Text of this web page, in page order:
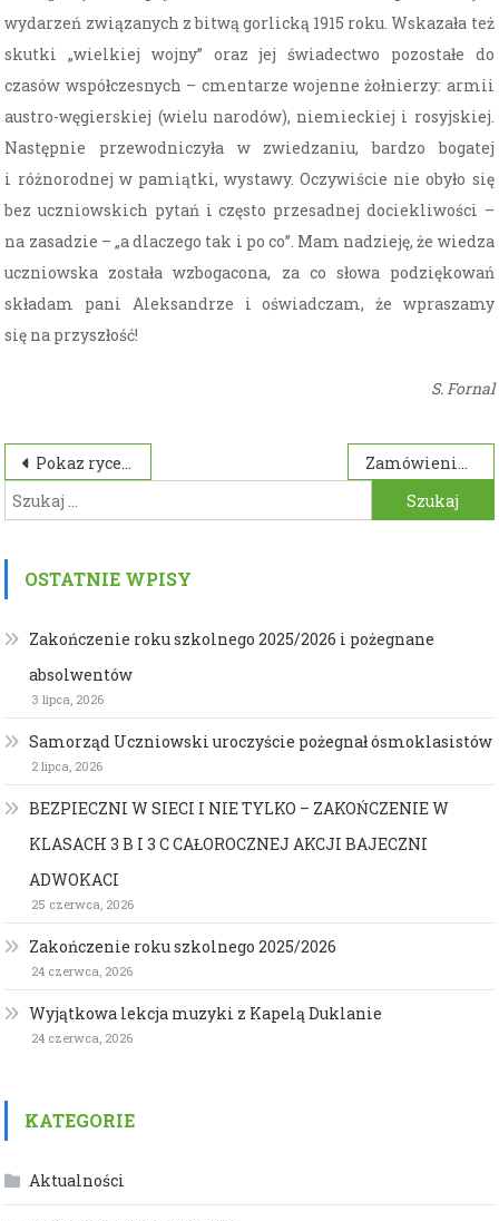
wydarzeń związanych z bitwą gorlicką 1915 roku. Wskazała też
skutki „wielkiej wojny” oraz jej świadectwo pozostałe do
czasów współczesnych – cmentarze wojenne żołnierzy: armii
austro-węgierskiej (wielu narodów), niemieckiej i rosyjskiej.
Następnie przewodniczyła w zwiedzaniu, bardzo bogatej
i różnorodnej w pamiątki, wystawy. Oczywiście nie obyło się
bez uczniowskich pytań i często przesadnej dociekliwości –
na zasadzie – „a dlaczego tak i po co”. Mam nadzieję, że wiedza
uczniowska została wzbogacona, za co słowa podziękowań
składam pani Aleksandrze i oświadczam, że wpraszamy
się na przyszłość!
S. Fornal
Nawigacja
wpisu
Pokaz rycerski
Zamówienia publiczne
Szukaj:
OSTATNIE WPISY
Zakończenie roku szkolnego 2025/2026 i pożegnane
absolwentów
3 lipca, 2026
Samorząd Uczniowski uroczyście pożegnał ósmoklasistów
2 lipca, 2026
BEZPIECZNI W SIECI I NIE TYLKO – ZAKOŃCZENIE W
KLASACH 3 B I 3 C CAŁOROCZNEJ AKCJI BAJECZNI
ADWOKACI
25 czerwca, 2026
Zakończenie roku szkolnego 2025/2026
24 czerwca, 2026
Wyjątkowa lekcja muzyki z Kapelą Duklanie
24 czerwca, 2026
KATEGORIE
Aktualności